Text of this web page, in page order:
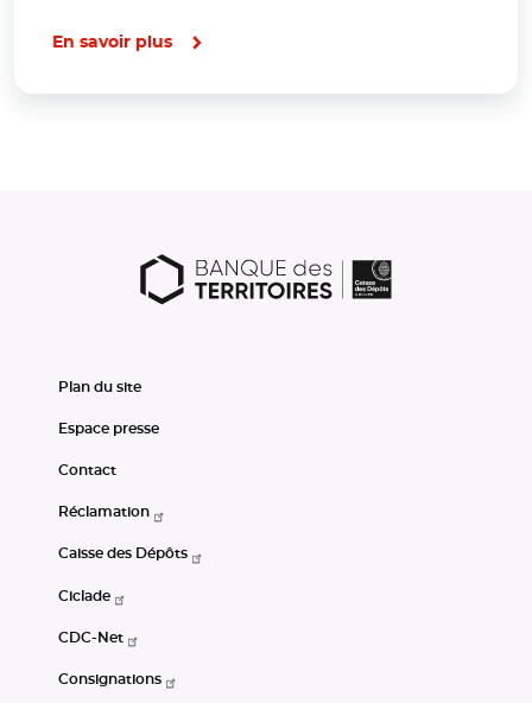
En savoir plus
Plan du site
Espace presse
Contact
Réclamation
Caisse des Dépôts
Ciclade
CDC-Net
Consignations